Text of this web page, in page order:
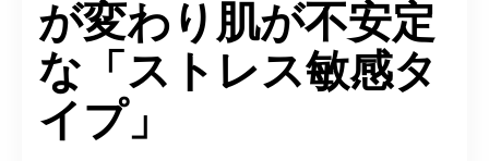
が変わり肌が不安定
な「ストレス敏感タ
イプ」